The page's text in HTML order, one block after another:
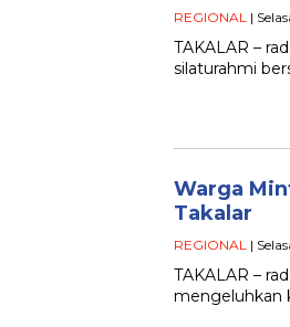
REGIONAL |
TAKALAR –
silaturahmi
Warga
Takalar
REGIONAL |
TAKALAR –
mengeluhkan